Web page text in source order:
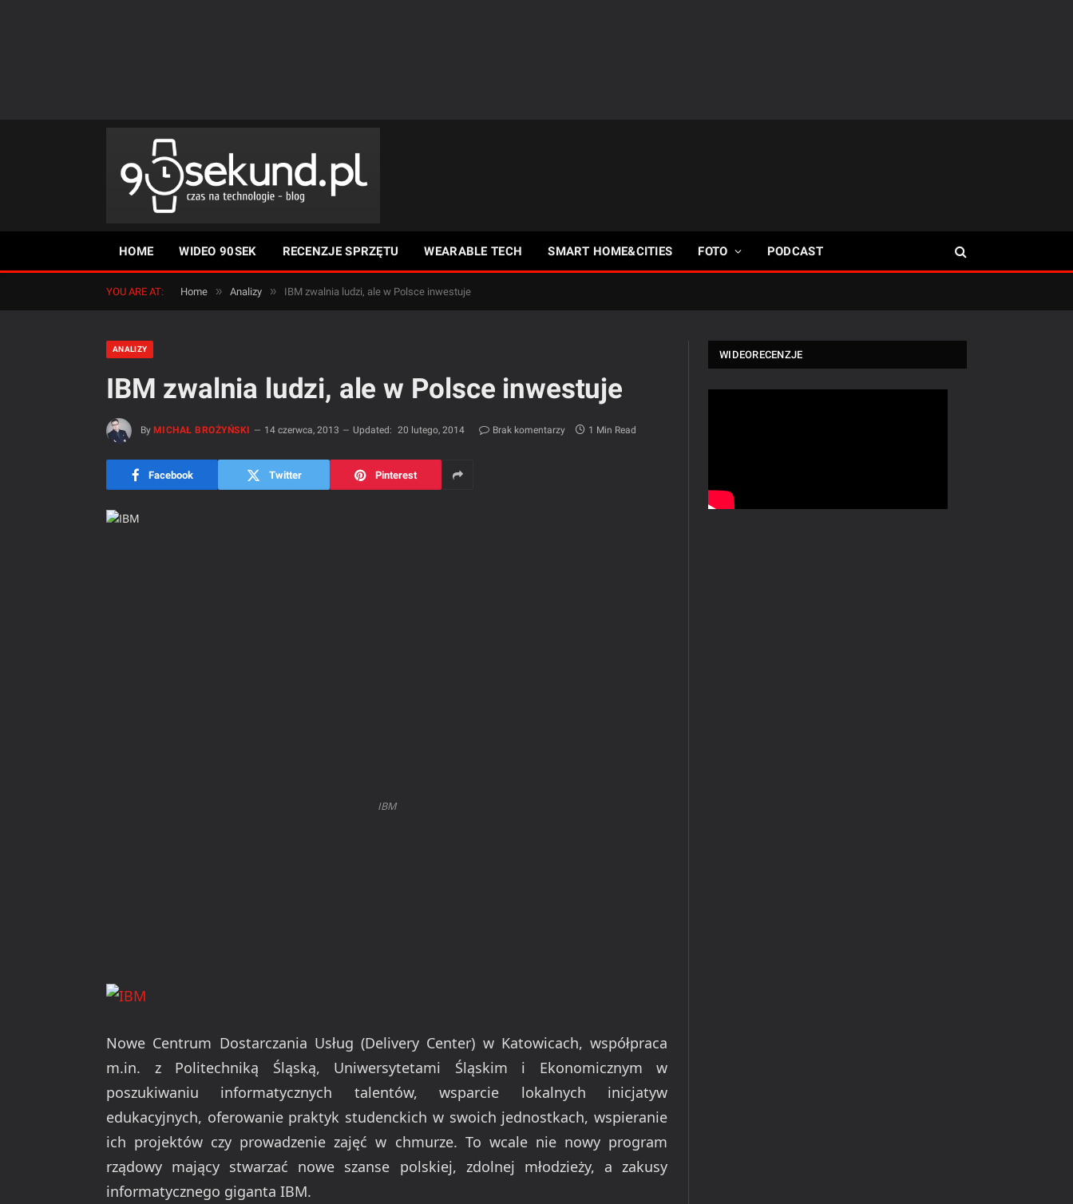
HOME WIDEO 90SEK RECENZJE SPRZĘTU WEARABLE TECH SMART HOME&CITIES FOTO PODCAST
YOU ARE AT: Home » Analizy » IBM zwalnia ludzi, ale w Polsce inwestuje
ANALIZY
IBM zwalnia ludzi, ale w Polsce inwestuje
By MICHAŁ BROŻYŃSKI 14 czerwca, 2013 Updated: 20 lutego, 2014 Brak komentarzy 1 Min Read
Facebook Twitter Pinterest
IBM
Nowe Centrum Dostarczania Usług (Delivery Center) w Katowicach, współpraca
m.in. z Politechniką Śląską, Uniwersytetami Śląskim i Ekonomicznym w
poszukiwaniu informatycznych talentów, wsparcie lokalnych inicjatyw
edukacyjnych, oferowanie praktyk studenckich w swoich jednostkach, wspieranie
ich projektów czy prowadzenie zajęć w chmurze. To wcale nie nowy program
rządowy mający stwarzać nowe szanse polskiej, zdolnej młodzieży, a zakusy
informatycznego giganta IBM.
WIDEORECENZJE